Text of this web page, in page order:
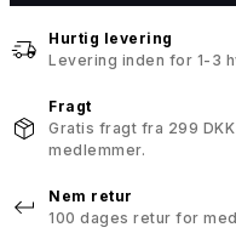
Hurtig levering
Levering inden for 1-3
Fragt
Gratis fragt fra 299
medlemmer.
Nem retur
100 dages retur for